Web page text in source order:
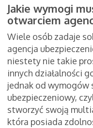
Jakie wymogi
otwarciem
Wiele osób zadaje
agencja
niestety nie takie
innych działalności
jednak od wymogów
ubezpieczeniowy,
stworzyć swoją
która posiada